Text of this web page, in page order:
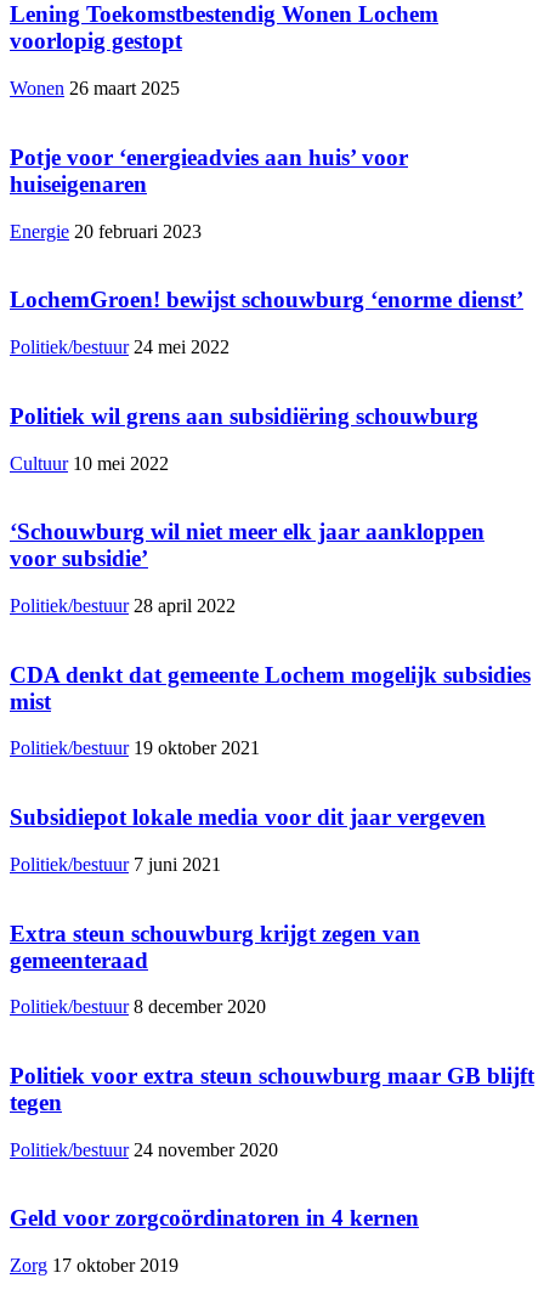
Lening Toekomstbestendig Wonen Lochem
voorlopig gestopt
Wonen 26 maart 2025
Potje voor ‘energieadvies aan huis’ voor
huiseigenaren
Energie 20 februari 2023
LochemGroen! bewijst schouwburg ‘enorme dienst’
Politiek/bestuur 24 mei 2022
Politiek wil grens aan subsidiëring schouwburg
Cultuur 10 mei 2022
‘Schouwburg wil niet meer elk jaar aankloppen
voor subsidie’
Politiek/bestuur 28 april 2022
CDA denkt dat gemeente Lochem mogelijk subsidies
mist
Politiek/bestuur 19 oktober 2021
Subsidiepot lokale media voor dit jaar vergeven
Politiek/bestuur 7 juni 2021
Extra steun schouwburg krijgt zegen van
gemeenteraad
Politiek/bestuur 8 december 2020
Politiek voor extra steun schouwburg maar GB blijft
tegen
Politiek/bestuur 24 november 2020
Geld voor zorgcoördinatoren in 4 kernen
Zorg 17 oktober 2019